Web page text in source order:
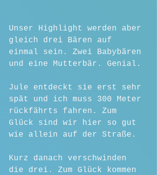
Unser Highlight werden aber
gleich drei Bären auf
einmal sein. Zwei Babybären
und eine Mutterbär. Genial.
Jule entdeckt sie erst sehr
spät und ich muss 300 Meter
rückfährts fahren. Zum
Glück sind wir hier so gut
wie allein auf der Straße.
Kurz danach verschwinden
die drei. Zum Glück kommen